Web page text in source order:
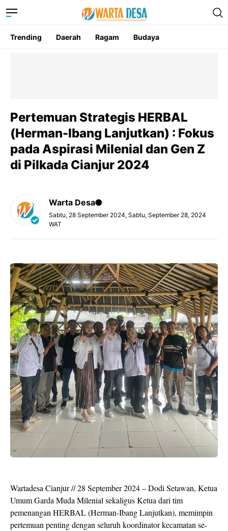
Trending Daerah Ragam Budaya
Pertemuan Strategis HERBAL
(Herman-Ibang Lanjutkan) : Fokus
pada Aspirasi Milenial dan Gen Z
di Pilkada Cianjur 2024
Warta Desa
Sabtu, 28 September 2024, Sabtu, September 28, 2024
WAT
Wartadesa Cianjur // 28 September 2024 – Dodi Setawan, Ketua
Umum Garda Muda Milenial sekaligus Ketua dari tim
pemenangan HERBAL (Herman-Ibang Lanjutkan), memimpin
pertemuan penting dengan seluruh koordinator kecamatan se-